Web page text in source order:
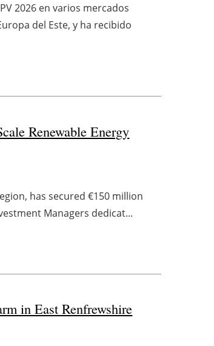
2026 en varios mercados
del Este, y ha recibido
Renewable Energy
has secured €150 million
Managers dedicat...
in East Renfrewshire